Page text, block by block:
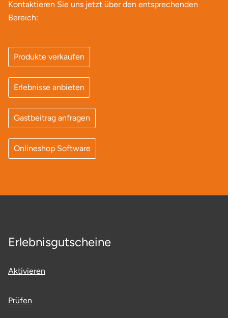
Kontaktieren Sie uns jetzt über den entsprechenden
Bereich:
Produkte verkaufen
Erlebnisse anbieten
Gastbeitrag anfragen
Onlineshop Software
Erlebnisgutscheine
Aktivieren
Prüfen